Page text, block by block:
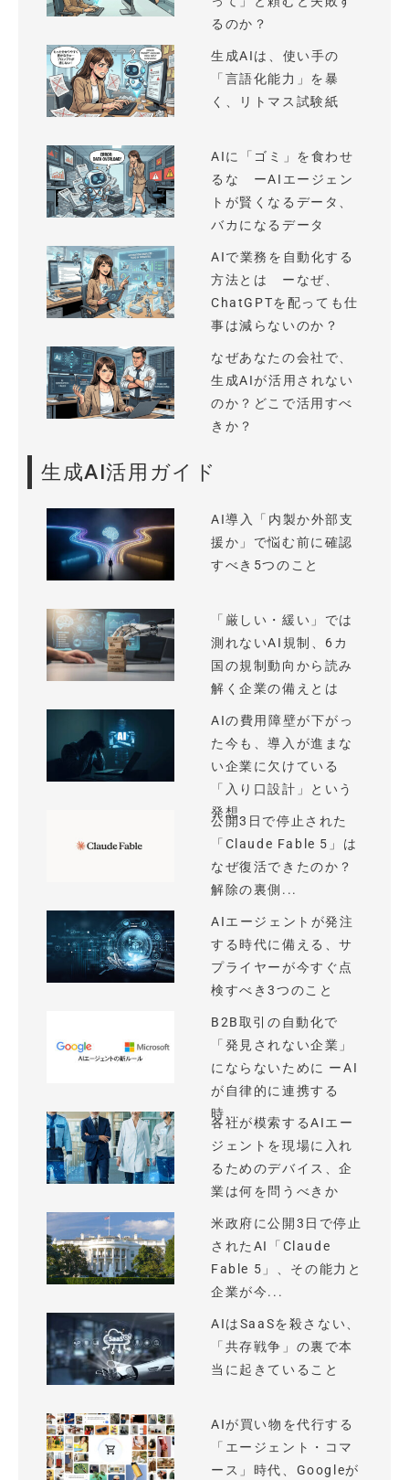
るのか？
生成AIは、使い手の
「言語化能力」を暴
く、リトマス試験紙
AIに「ゴミ」を食わせ
るな ーAIエージェン
トが賢くなるデータ、
バカになるデータ
AIで業務を自動化する
方法とは ーなぜ、
ChatGPTを配っても仕
事は減らないのか？
なぜあなたの会社で、
生成AIが活用されない
のか？どこで活用すべ
きか？
生成AI活用ガイド
AI導入「内製か外部支
援か」で悩む前に確認
すべき5つのこと
「厳しい・緩い」では
測れないAI規制、6カ
国の規制動向から読み
解く企業の備えとは
AIの費用障壁が下がっ
た今も、導入が進まな
い企業に欠けている
「入り口設計」という
発想
公開3日で停止された
「Claude Fable 5」は
なぜ復活できたのか？
解除の裏側...
AIエージェントが発注
する時代に備える、サ
プライヤーが今すぐ点
検すべき3つのこと
B2B取引の自動化で
「発見されない企業」
にならないために ーAI
が自律的に連携する
時...
各社が模索するAIエー
ジェントを現場に入れ
るためのデバイス、企
業は何を問うべきか
米政府に公開3日で停止
されたAI「Claude
Fable 5」、その能力と
企業が今...
AIはSaaSを殺さない、
「共存戦争」の裏で本
当に起きていること
AIが買い物を代行する
「エージェント・コマ
ース」時代、Googleが